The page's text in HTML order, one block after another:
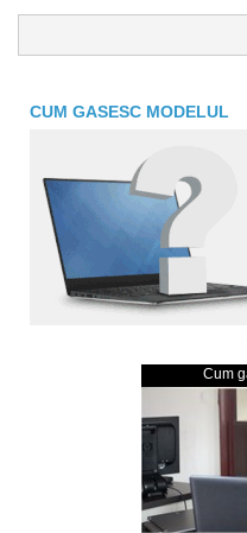
CUM GASESC MODELUL
Cum